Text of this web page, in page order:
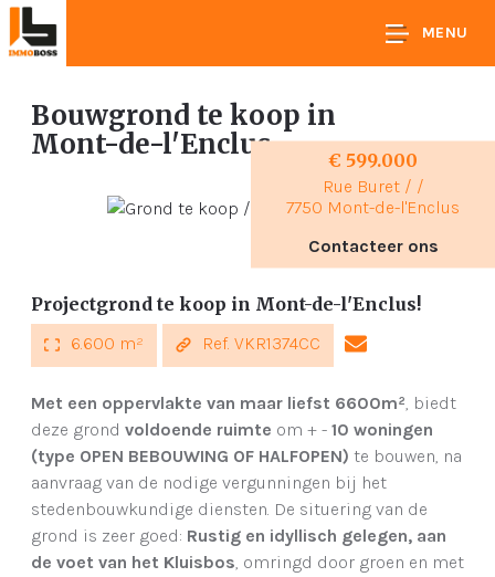
MENU
Bouwgrond te koop in
Mont-de-l'Enclus
€ 599.000
Rue Buret / /
7750 Mont-de-l'Enclus
Contacteer ons
Projectgrond te koop in Mont-de-l'Enclus!
6.600 m² Ref. VKR1374CC
Met een oppervlakte van maar liefst 6600m², biedt
deze grond voldoende ruimte om + - 10 woningen
(type OPEN BEBOUWING OF HALFOPEN) te bouwen, na
aanvraag van de nodige vergunningen bij het
stedenbouwkundige diensten. De situering van de
grond is zeer goed: Rustig en idyllisch gelegen, aan
de voet van het Kluisbos, omringd door groen en met